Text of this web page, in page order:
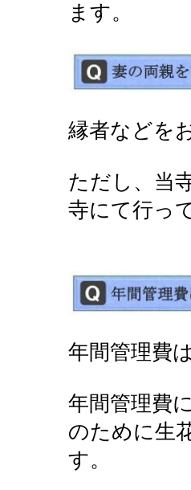
ます。
縁者などを
ただし、当
寺にて行っ
年間管理費
年間管理費
のために生
す。